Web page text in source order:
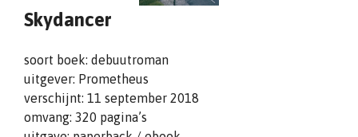
Skydancer
soort boek: debuutroman
uitgever: Prometheus
verschijnt: 11 september 2018
omvang: 320 pagina’s